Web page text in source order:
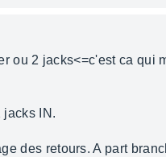
ou 2 jacks<=c'est ca qui
jacks IN.
des retours. A part